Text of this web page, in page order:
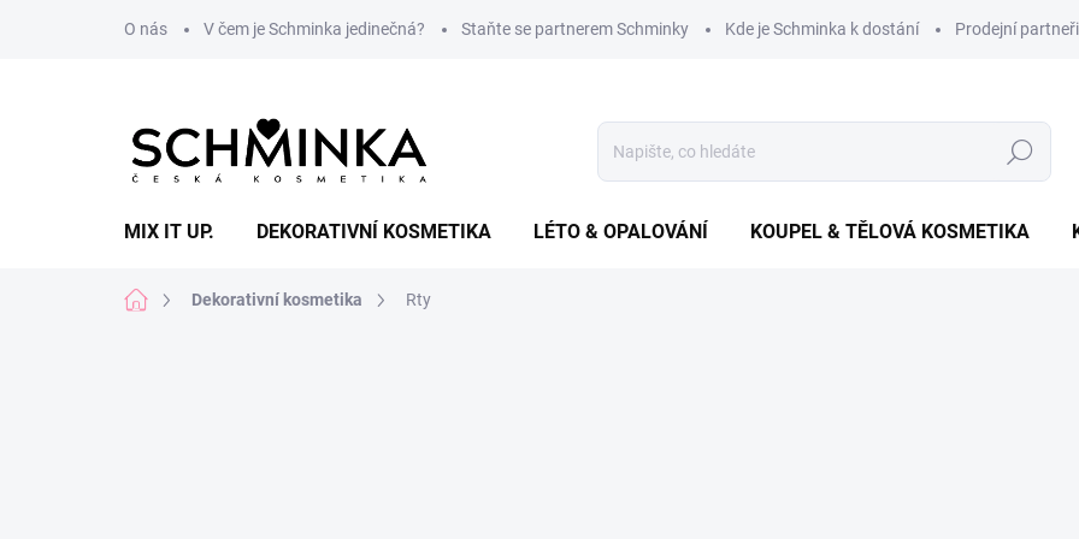
O nás V čem je Schminka jedinečná? Staňte se partnerem Schminky Kde je Schminka k dostání Prodejní partneři
Hledat
MIX IT UP. DEKORATIVNÍ KOSMETIKA LÉTO & OPALOVÁNÍ KOUPEL & TĚLOVÁ KOSMETIKA
Domů Dekorativní kosmetika Rty